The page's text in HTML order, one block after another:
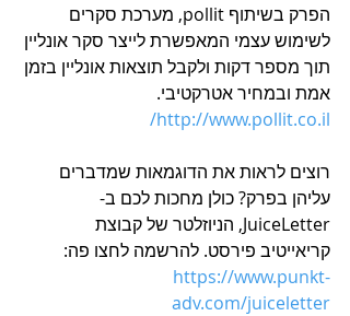
הפרק בשיתוף pollit, מערכת סקרים
לשימוש עצמי המאפשרת לייצר סקר אונליין
תוך מספר דקות ולקבל תוצאות אונליין בזמן
אמת ובמחיר אטרקטיבי.
http://www.pollit.co.il/
רוצים לראות את הדוגמאות שמדברים
עליהן בפרק? כולן מחכות לכם ב-
JuiceLetter, הניוזלטר של קבוצת
קריאייטיב פירסט. להרשמה לחצו פה:
https://www.punkt-
adv.com/juiceletter